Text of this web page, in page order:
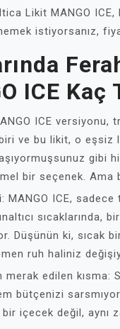
Likit MANGO
istiyorsanız,
ICE Kaç
ICE
ve bu likit, o eşsiz
gibi
bir seçenek. Ama
: MANGO ICE, sadece
sıcaklarında,
Düşünün ki, sıcak
ruh haliniz
edilen kısma:
bütçenizi sarsmıyor
içecek değil, aynı